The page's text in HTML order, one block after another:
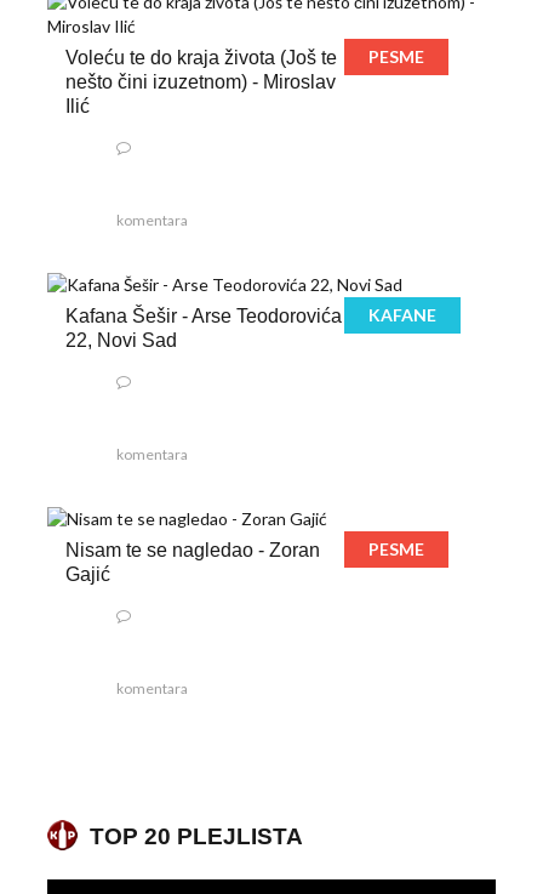
Voleću te do kraja života (Još te
nešto čini izuzetnom) - Miroslav
Ilić
PESME
komentara
Kafana Šešir - Arse Teodorovića
22, Novi Sad
KAFANE
komentara
Nisam te se nagledao - Zoran
Gajić
PESME
komentara
TOP 20 PLEJLISTA